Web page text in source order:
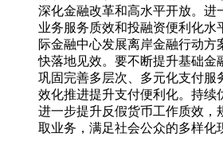
深化金融改革和高水平开放。进
业务服务质效和投融资便利化水
际金融中心发展离岸金融行动方
快落地见效。要不断提升基础金
巩固完善多层次、多元化支付服
效化推进提升支付便利化。持续
进一步提升反假货币工作质效，
取业务，满足社会公众的多样化